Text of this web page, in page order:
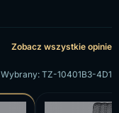
Zobacz wszystkie opinie
Wybrany: TZ-10401B3-4D1